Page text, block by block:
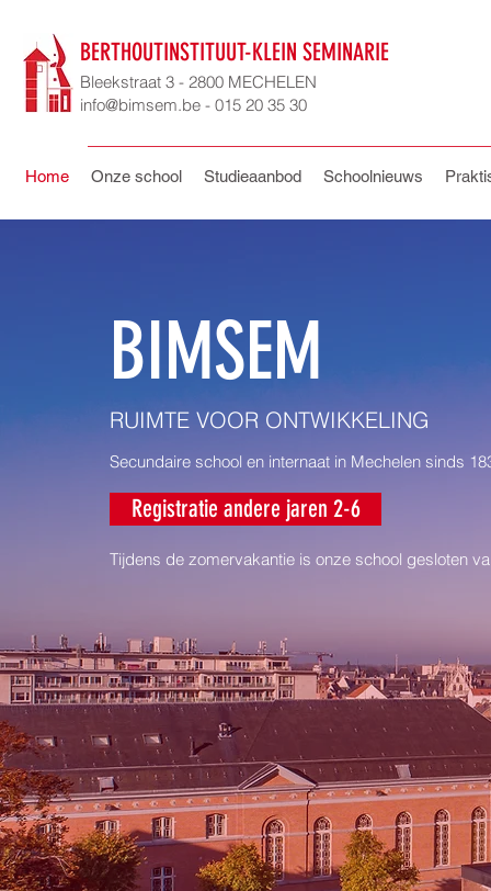
BERTHOUTINSTITUUT-KLEIN SEMINARIE
Bleekstraat 3 - 2800 MECHELEN
info@bimsem.be - 015 20 35 30
Home Onze school Studieaanbod Schoolnieuws
BIMSEM
RUIMTE VOOR ONTWIKKELING
Secundaire school en internaat in Mechelen sinds
Registratie andere jaren 2-6
Tijdens de zomervakantie is onze school gesloten